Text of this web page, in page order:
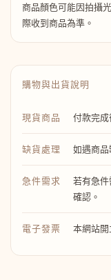
商品顏色可能因拍攝
際收到商品為準。
購物與出貨說明
現貨商品 付款完成
缺貨處理 如遇商品
急件需求
若有急件
確認。
電子發票 本網站開